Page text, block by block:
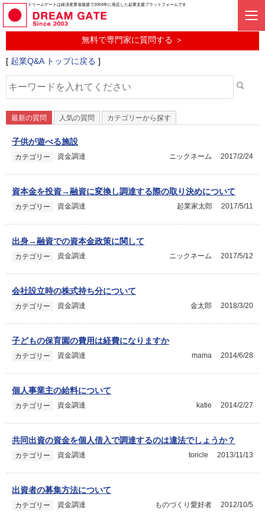
ドリームゲートは経済産業省後援で2003年に発足した起業支援プラットフォームです
起業に関するみんなの質問投稿サービス
起業Q&A
無料で専門家に質問する ＞
[ 起業Q&A トップに戻る ]
最新の質問 人気の質問 カテゴリーから探す
子供が遊べる施設
カテゴリー 資金調達 2017/2/24
ニックネーム
資本金を投資→融資に変換し調達する際の取り決めについて
カテゴリー 資金調達 2017/5/11
起業家太郎
出身→融資での資本金政策に関して
カテゴリー 資金調達 2017/5/12
ニックネーム
会社設立時の株式持ち分について
カテゴリー 資金調達 2018/3/20
金太郎
子どもの保育園の費用は経費になりますか
カテゴリー 資金調達 2014/6/28
mama
個人事業主の給料について
カテゴリー 資金調達 2014/2/27
katie
共同出資の資金を個人借入で調達するのは違法でしょうか？
カテゴリー 資金調達 2013/11/13
toricle
出資者の募集方法について
カテゴリー 資金調達 2012/10/5
ものづくり愛好者